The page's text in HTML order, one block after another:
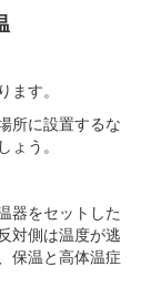
す。
所に設置するな
う。
器をセットした
対側は温度が逃
保温と高体温症